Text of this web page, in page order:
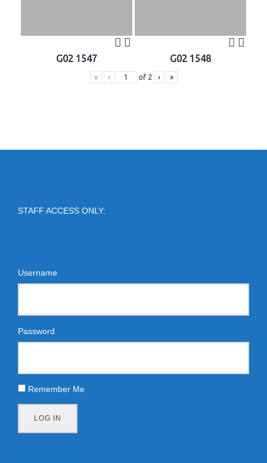
G02 1547 G02 1548
« ‹ of 2 › »
STAFF ACCESS ONLY:
Username
Password
Remember Me
LOG IN